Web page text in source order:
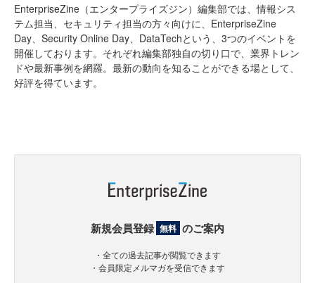
EnterpriseZine（エンタープライズジン）編集部では、情報シス
テム担当、セキュリティ担当の方々向けに、EnterpriseZine
Day、Security Online Day、DataTechという、3つのイベントを
開催しております。それぞれ編集部独自の切り口で、業界トレン
ドや最新事例を網羅。最新の動向を知ることができる場として、
好評を得ています。
新規会員登録 無料 のご案内
・全ての過去記事が閲覧できます
・会員限定メルマガを受信できます